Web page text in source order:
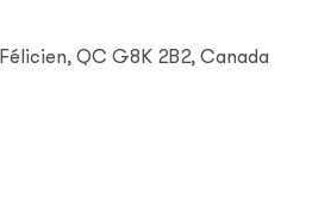
QC G8K 2B2, Canada